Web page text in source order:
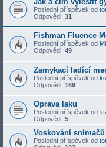
Poslední příspěvek od
Odpovědi: 31
Fishman Fluence
Poslední příspěvek od
Odpovědi: 49
Zamykací ladící
Poslední příspěvek od
Odpovědi: 169
Oprava laku
Poslední příspěvek od
Odpovědi: 5
Voskování snímačů
Poslední příspěvek od